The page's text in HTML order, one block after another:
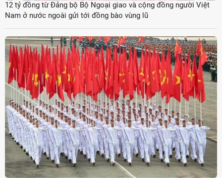
12 tỷ đồng từ Đảng bộ Bộ Ngoại giao và cộng đồng người Việt
Nam ở nước ngoài gửi tới đồng bào vùng lũ